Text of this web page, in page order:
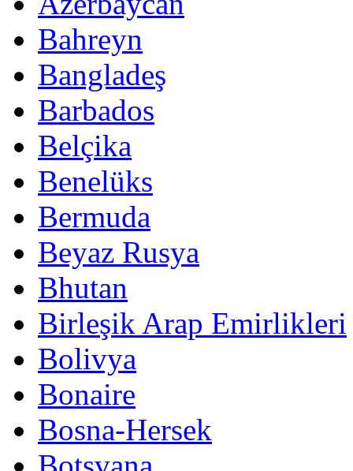
Bahreyn
Bangladeş
Barbados
Belçika
Benelüks
Bermuda
Beyaz Rusya
Bhutan
Birleşik Arap Emirlikleri
Bolivya
Bonaire
Bosna-Hersek